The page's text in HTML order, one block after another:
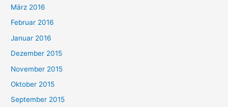
März 2016
Februar 2016
Januar 2016
Dezember 2015
November 2015
Oktober 2015
September 2015